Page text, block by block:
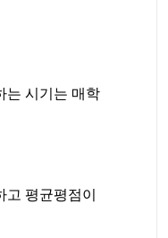
는 시기는 매학
평균평점이